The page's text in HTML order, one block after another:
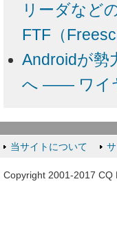
リーダなど
FTF（
Androidが勢
へ ―― ワイ
当サイトについて
Copyright 2001-2017 CQ